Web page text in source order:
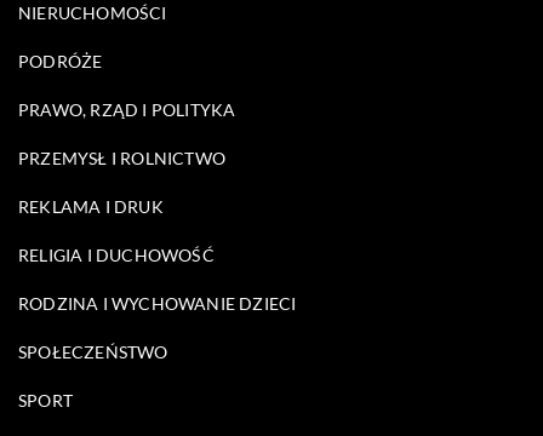
NIERUCHOMOŚCI
PODRÓŻE
PRAWO, RZĄD I POLITYKA
PRZEMYSŁ I ROLNICTWO
REKLAMA I DRUK
RELIGIA I DUCHOWOŚĆ
RODZINA I WYCHOWANIE DZIECI
SPOŁECZEŃSTWO
SPORT